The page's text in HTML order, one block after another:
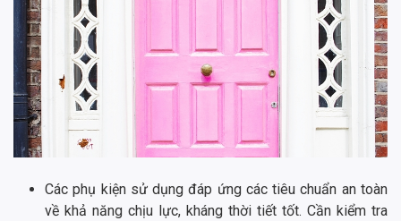
Các phụ kiện sử dụng đáp ứng các tiêu chuẩn an toàn
về khả năng chịu lực, kháng thời tiết tốt. Cần kiểm tra